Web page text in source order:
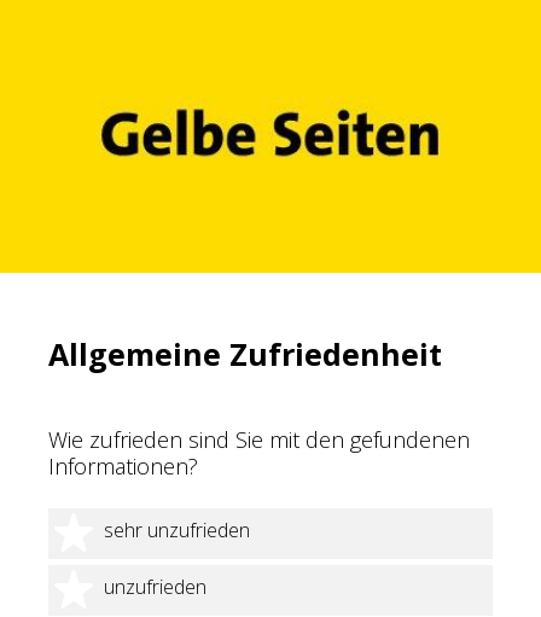
Allgemeine Zufriedenheit
Wie zufrieden sind Sie mit den gefundenen
Informationen?
sehr unzufrieden
1 Stern
unzufrieden
2 Sterne